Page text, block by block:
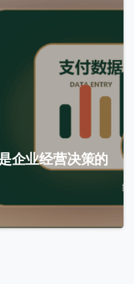
0
企业经营决策的